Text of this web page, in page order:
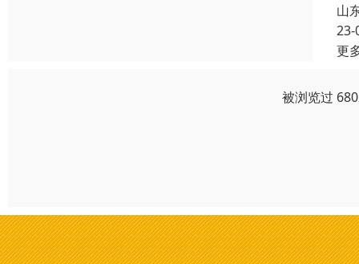
山
23-
更
被浏览过